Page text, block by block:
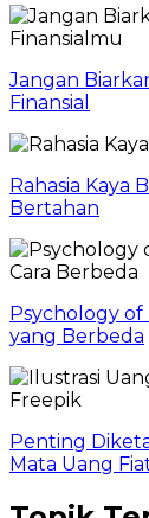
Jangan
Finansial
Rahasia Kaya
Bertahan
Psychology of
yang Berbeda
Penting
Mata Uang